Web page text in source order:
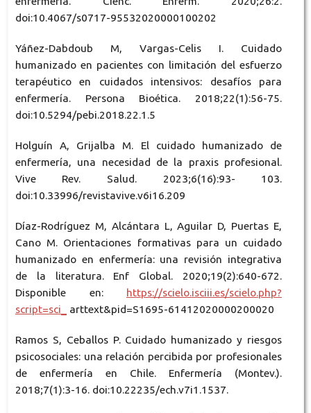
doi:10.4067/s0717-95532020000100202
Yáñez-Dabdoub M, Vargas-Celis I. Cuidado
humanizado en pacientes con limitación del esfuerzo
terapéutico en cuidados intensivos: desafíos para
enfermería. Persona Bioética. 2018;22(1):56-75.
doi:10.5294/pebi.2018.22.1.5
Holguín A, Grijalba M. El cuidado humanizado de
enfermería, una necesidad de la praxis profesional.
Vive Rev. Salud. 2023;6(16):93- 103.
doi:10.33996/revistavive.v6i16.209
Díaz-Rodríguez M, Alcántara L, Aguilar D, Puertas E,
Cano M. Orientaciones formativas para un cuidado
humanizado en enfermería: una revisión integrativa
de la literatura. Enf Global. 2020;19(2):640-672.
Disponible en: https://scielo.isciii.es/scielo.php?
script=sci_
arttext&pid=S1695-61412020000200020
Ramos S, Ceballos P. Cuidado humanizado y riesgos
psicosociales: una relación percibida por profesionales
de enfermería en Chile. Enfermería (Montev.).
2018;7(1):3-16. doi:10.22235/ech.v7i1.1537.